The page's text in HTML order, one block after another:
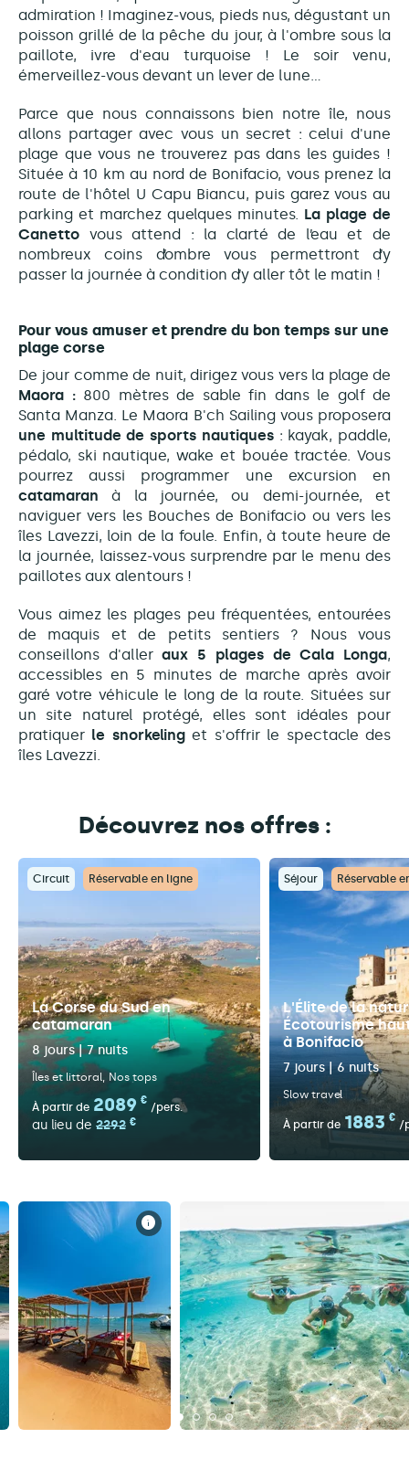
admiration ! Imaginez-vous, pieds nus, dégustant un
poisson grillé de la pêche du jour, à l'ombre sous la
paillote, ivre d'eau turquoise ! Le soir venu,
émerveillez-vous devant un lever de lune...
Parce que nous connaissons bien notre île, nous
allons partager avec vous un secret : celui d'une
plage que vous ne trouverez pas dans les guides !
Située à 10 km au nord de Bonifacio, vous prenez la
route de l'hôtel U Capu Biancu, puis garez vous au
parking et marchez quelques minutes. La plage de
Canetto vous attend : la clarté de l’eau et de
nombreux coins d’ombre vous permettront d’y
passer la journée à condition d’y aller tôt le matin !
Pour vous amuser et prendre du bon temps sur une
plage corse
De jour comme de nuit, dirigez vous vers la plage de
Maora : 800 mètres de sable fin dans le golf de
Santa Manza. Le Maora B'ch Sailing vous proposera
une multitude de sports nautiques: kayak, paddle,
pédalo, ski nautique, wake et bouée tractée. Vous
pourrez aussi programmer une excursion en
catamaranà la journée, ou demi-journée, et
naviguer vers les Bouches de Bonifacio ou vers les
îles Lavezzi, loin de la foule. Enfin, à toute heure de
la journée, laissez-vous surprendre par le menu des
paillotes aux alentours !
Vous aimez les plages peu fréquentées, entourées
de maquis et de petits sentiers ? Nous vous
conseillons d'alleraux 5 plages de Cala Longa,
accessibles en 5 minutes de marche après avoir
garé votre véhicule le long de la route. Situées sur
un site naturel protégé, elles sont idéales pour
pratiquer le snorkelinget s'offrir le spectacle des
îles Lavezzi.
Découvrez nos offres :
Circuit Réservable en ligne
La Corse du Sud en
catamaran
8 jours | 7 nuits
Îles et littoral Nos tops
À partir de 2089 €
/pers.
au lieu de 2292 €
Séjour Réservable
L'Élite de la
Écotourisme
à Bonifacio
7 jours | 6 nuits
Slow travel
À partir de 1883 €
/